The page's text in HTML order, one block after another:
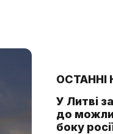
ОСТАННІ
У Литві
до
боку